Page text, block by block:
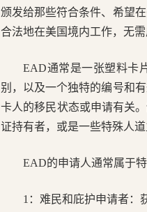
颁发给那些符合条件、希望
合法地在美国境内工作，无
EAD通常是一张塑料卡
别，以及一个独特的编号和
卡人的移民状态或申请有关
证持有者，或是一些特殊人
EAD的申请人通常属于
1：难民和庇护申请者：